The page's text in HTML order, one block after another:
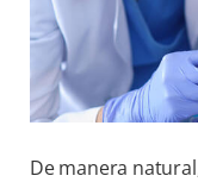
De manera